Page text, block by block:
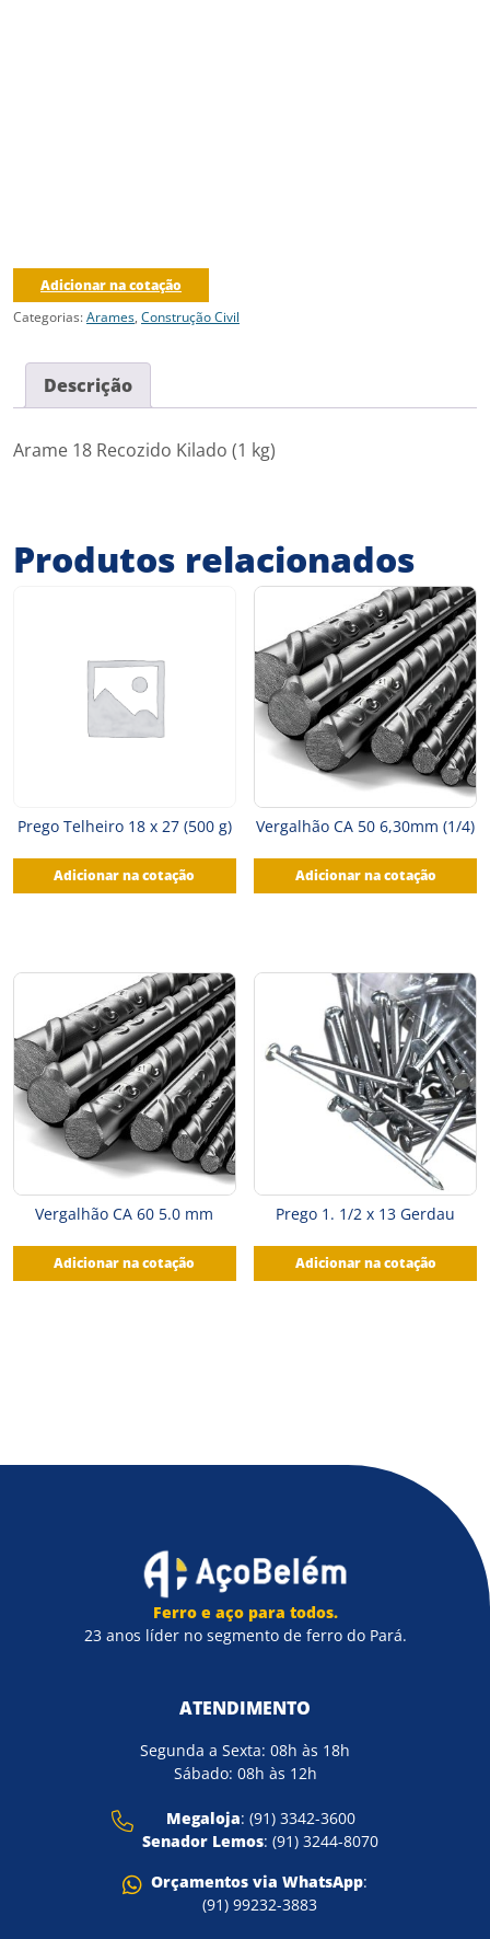
Adicionar na cotação
Categorias:Arames, Construção Civil
Descrição
Arame 18 Recozido Kilado (1 kg)
Produtos relacionados
Prego Telheiro 18 x 27 (500 g)
Adicionar na cotação
Vergalhão CA 50 6,30mm (1/4)
Adicionar na cotação
Vergalhão CA 60 5.0 mm
Adicionar na cotação
Prego 1. 1/2 x 13 Gerdau
Adicionar na cotação
Ferro e aço para todos.
23 anos líder no segmento de ferro do Pará.
ATENDIMENTO
Segunda a Sexta: 08h às 18h
Sábado: 08h às 12h
Megaloja: (91) 3342-3600
Senador Lemos: (91) 3244-8070
Orçamentos via WhatsApp:
(91) 99232-3883